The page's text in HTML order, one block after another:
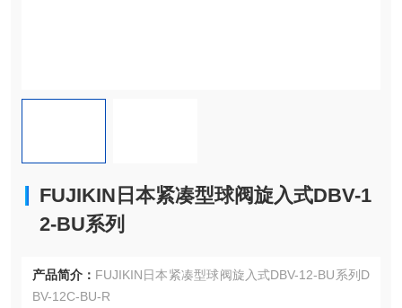
FUJIKIN日本紧凑型球阀旋入式DBV-1
2-BU系列
产品简介： FUJIKIN日本紧凑型球阀旋入式DBV-12-BU系列D
BV-12C-BU-R